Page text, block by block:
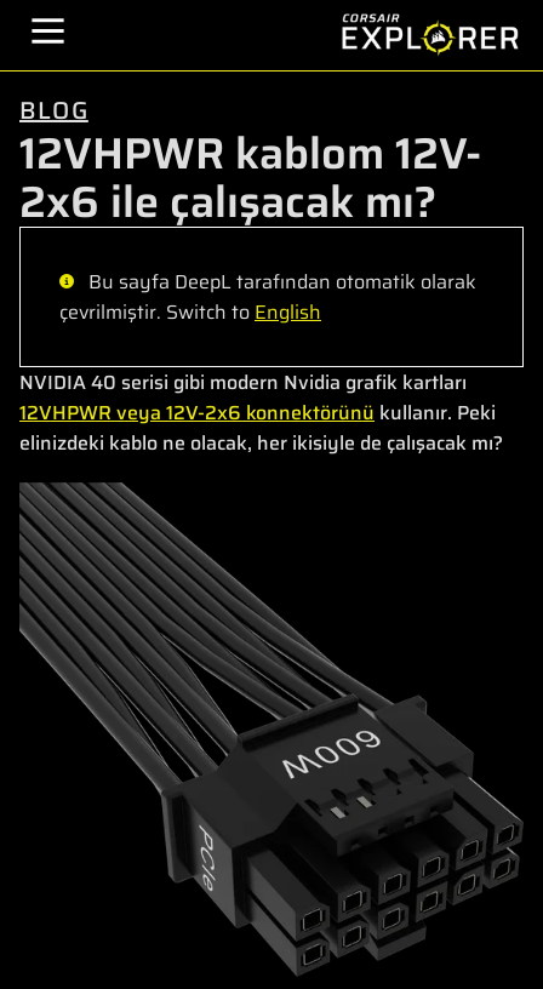
BLOG
12VHPWR kablom 12V-
2x6 ile çalışacak mı?
Bu sayfa DeepL tarafından otomatik olarak
çevrilmiştir. Switch toEnglish
NVIDIA 40 serisi gibi modern Nvidia grafik kartları
12VHPWR veya 12V-2x6 konnektörünü kullanır. Peki
elinizdeki kablo ne olacak, her ikisiyle de çalışacak mı?